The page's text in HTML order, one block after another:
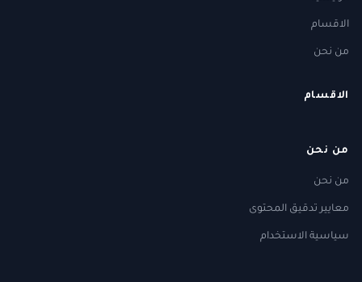
الاقسام
من نحن
الاقسام
من نحن
من نحن
معايير تدقيق المحتوى
سياسية الاستخدام